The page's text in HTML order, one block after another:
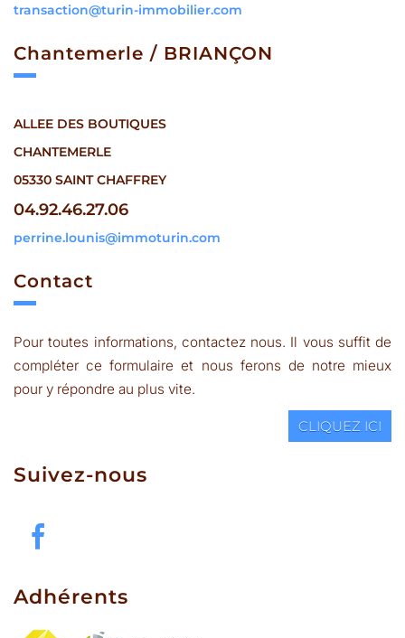
transaction@turin-immobilier.com
chantemerle / BRIANÇON
ALLEE DES BOUTIQUES
CHANTEMERLE
05330 SAINT CHAFFREY
04.92.46.27.06
perrine.lounis@immoturin.com
contact
Pour toutes informations, contactez nous. Il vous suffit de
compléter ce formulaire et nous ferons de notre mieux
pour y répondre au plus vite.
CLIQUEZ ICI
suivez-nous
adhérents